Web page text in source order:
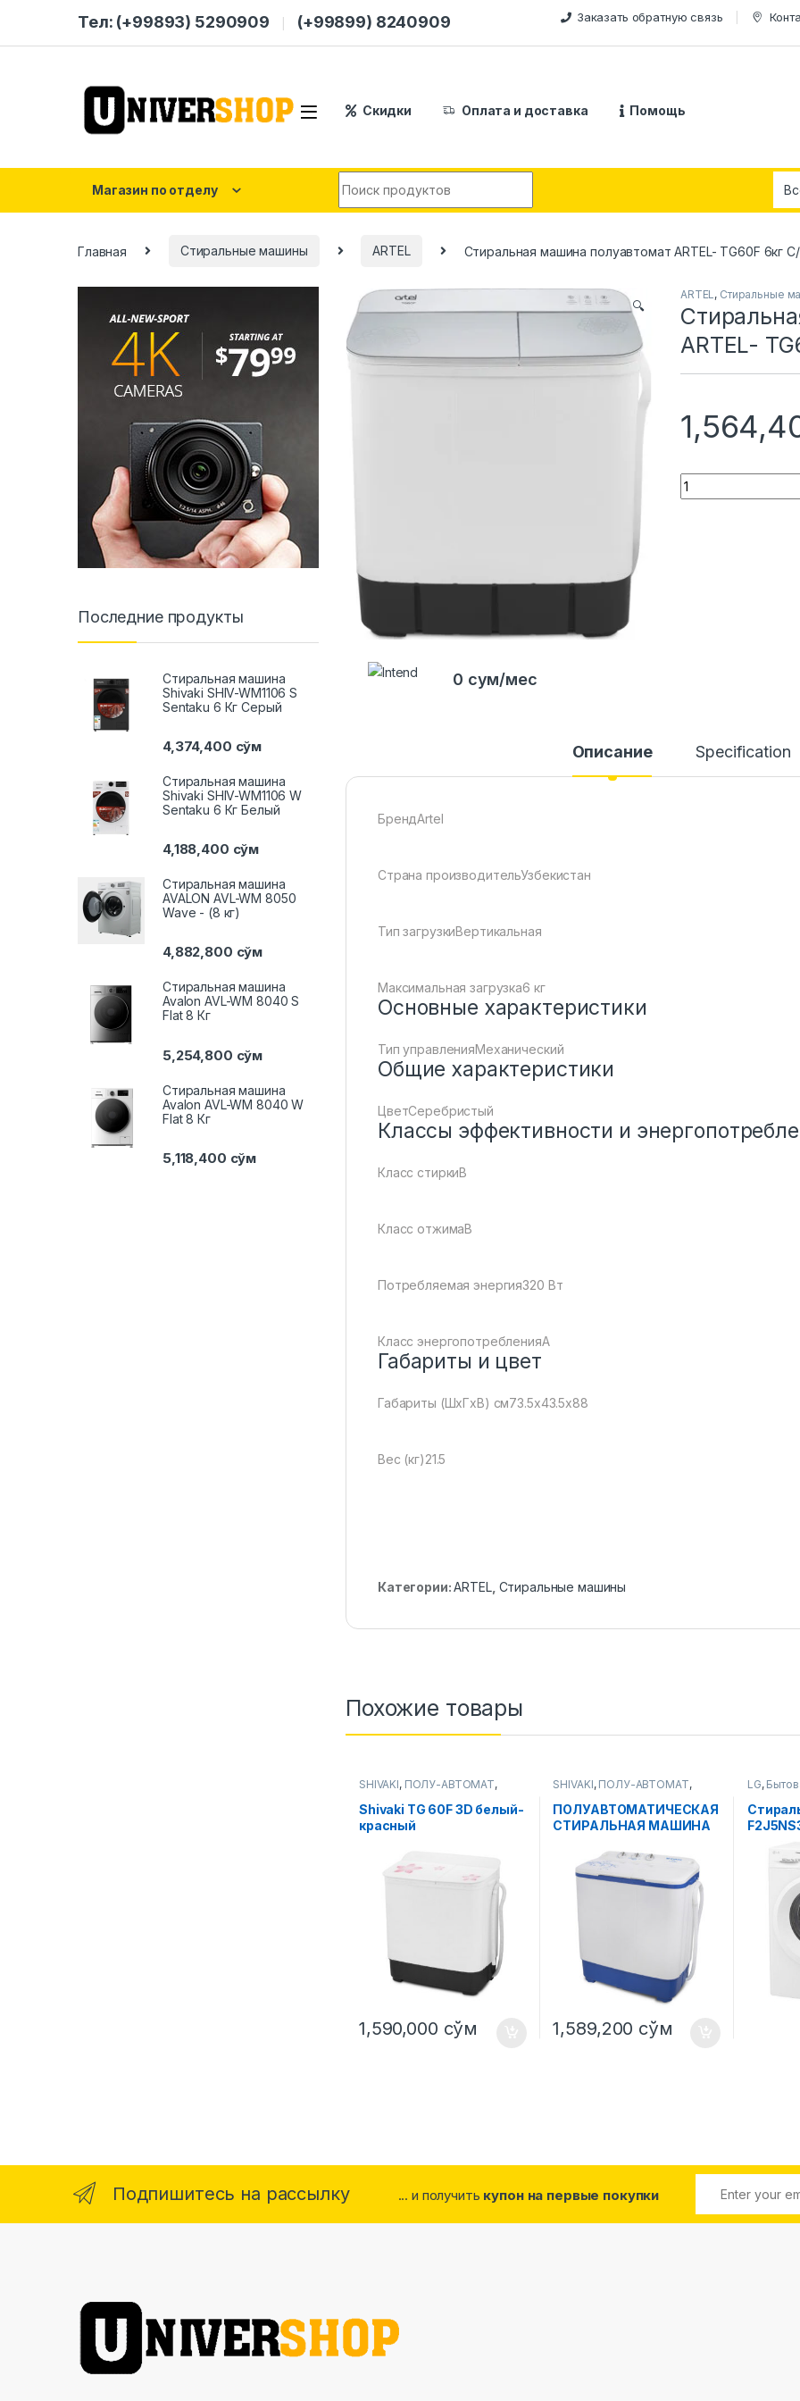
Тел: (+99893) 5290909 (+99899) 8240909 Заказать обратную связь
Скидки Оплата и доставка Помощь
Магазин по отделу
Главная Стиральные машины ARTEL Стиральная машина полуавтомат ARTEL- TG60F 6кг
🔍
ARTEL, Стиральные
ARTEL-
Quantity
0 сум/мес
Описание Specification
БрендArtel
Страна производительУзбекистан
Тип загрузкиВертикальная
Максимальная загрузка6 кг
Основные характеристики
Тип управленияМеханический
Oбщие характеристики
ЦветСеребристый
Классы эффективности и
Класс стиркиB
Класс отжимаB
Потребляемая энергия320 Вт
Класс энергопотребленияA
Габариты и цвет
Габариты (ШxГxВ) см73.5х43.5х88
Вес (кг)21.5
Категории:ARTEL, Стиральные машины
Похожие товары
SHIVAKI, ПОЛУ-АВТОМАТ,
Shivaki TG 60F 3D белый-
красный
1,590,000 сўм
SHIVAKI, ПОЛУ-АВТОМАТ,
ПОЛУАВТОМАТИЧЕСКАЯ
СТИРАЛЬНАЯ МАШИНА
1,589,200 сўм
LG,
Последние продукты
Стиральная машина
Shivaki SHIV-WM1106 S
Sentaku 6 Кг Серый
4,374,400 сўм
Стиральная машина
Shivaki SHIV-WM1106 W
Sentaku 6 Кг Белый
4,188,400 сўм
Стиральная машина
AVALON AVL-WM 8050
Wave - (8 кг)
4,882,800 сўм
Стиральная машина
Avalon AVL-WM 8040 S
Flat 8 Кг
5,254,800 сўм
Стиральная машина
Avalon AVL-WM 8040 W
Flat 8 Кг
5,118,400 сўм
Подпишитесь на рассылку ... и получить купон на первые покупки